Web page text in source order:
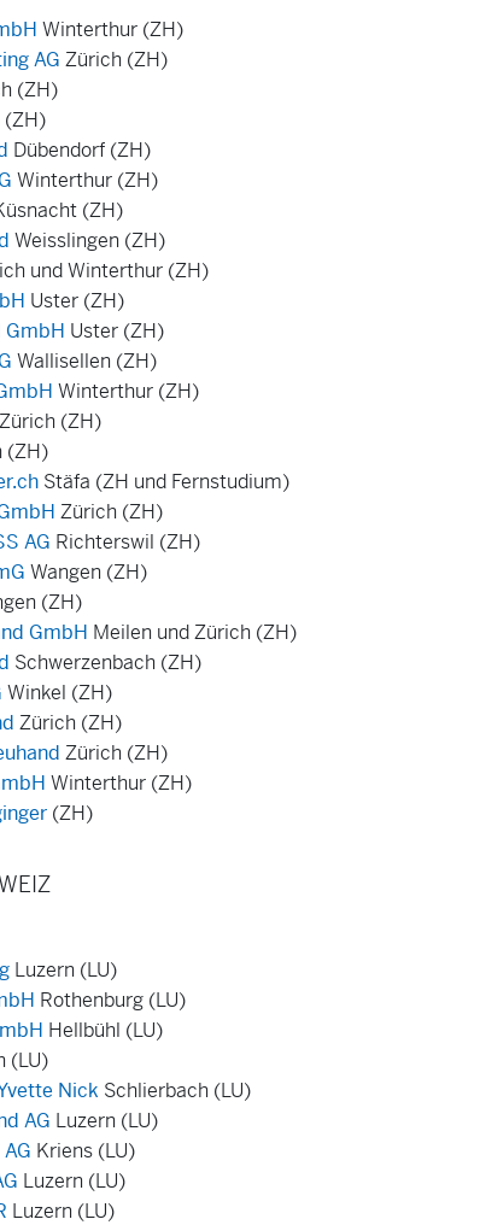
Winterthur (ZH)
AG Zürich (ZH)
(ZH)
(ZH)
Dübendorf (ZH)
Winterthur (ZH)
(ZH)
Weisslingen (ZH)
und Winterthur (ZH)
Uster (ZH)
GmbH Uster (ZH)
Wallisellen (ZH)
Winterthur (ZH)
Zürich (ZH)
(ZH)
Stäfa (ZH und Fernstudium)
Zürich (ZH)
AG Richterswil (ZH)
Wangen (ZH)
(ZH)
GmbH Meilen und Zürich (ZH)
Schwerzenbach (ZH)
Winkel (ZH)
Zürich (ZH)
Zürich (ZH)
Winterthur (ZH)
(ZH)
Luzern (LU)
Rothenburg (LU)
Hellbühl (LU)
(LU)
Nick Schlierbach (LU)
AG Luzern (LU)
Kriens (LU)
Luzern (LU)
Luzern (LU)